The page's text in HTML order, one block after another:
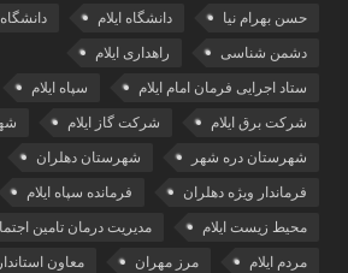
حسن بهرام نیا دانشگاه ایلام
دشمن شناسی راهداری ایلام
ستاد اجرایی فرمان امام ایلام سپاه ایلام
شرکت برق ایلام شرکت گاز ایلام
شهرستان دره شهر شهرستان دهلران
فرماندار ویژه دهلران فرمانده سپاه ایلام
محیط زیست ایلام مدیریت درمان تامین
مردم ایلام مرز مهران معاون استاندار